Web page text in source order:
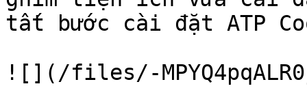
tất bước cài đặt ATP